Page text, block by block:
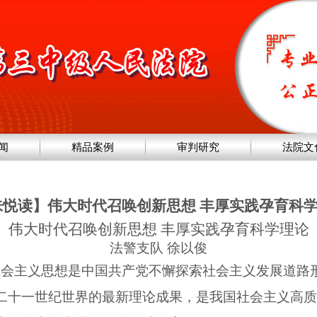
精品案例 审判研究 法院文
读】伟大时代召唤创新思想 丰厚实践孕育科
伟大时代召唤创新思想 丰厚实践孕育科学理论
法警支队 徐以俊
主义思想是中国共产党不懈探索社会主义发展道路
十一世纪世界的最新理论成果，是我国社会主义高